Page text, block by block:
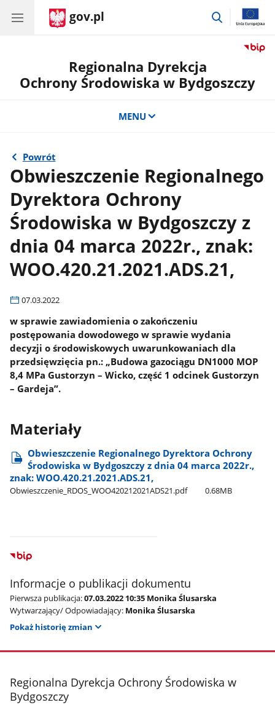
gov.pl
przejdź
Regionalna Dyrekcja
Ochrony Środowiska w Bydgoszczy
MENU
Powrót
Obwieszczenie Regionalnego
Dyrektora Ochrony
Środowiska w Bydgoszczy z
dnia 04 marca 2022r., znak:
WOO.420.21.2021.ADS.21,
07.03.2022
w sprawie zawiadomienia o zakończeniu
postępowania dowodowego w sprawie wydania
decyzji o środowiskowych uwarunkowaniach dla
przedsięwzięcia pn.: „Budowa gazociągu DN1000 MOP
8,4 MPa Gustorzyn – Wicko, część 1 odcinek Gustorzyn
– Gardeja”.
Materiały
Obwieszczenie Regionalnego Dyrektora Ochrony
Środowiska w Bydgoszczy z dnia 04 marca 2022r.,
znak: WOO.420.21.2021.ADS.21,
Obwieszczenie​_RDOS​_WOO420212021ADS21.pdf 0.68MB
Informacje o publikacji dokumentu
Pierwsza publikacja:07.03.2022 10:35 Monika Ślusarska
Wytwarzający/ Odpowiadający: Monika Ślusarska
Pokaż historię zmian
stopka
Regionalna Dyrekcja Ochrony Środowiska w
Bydgoszczy